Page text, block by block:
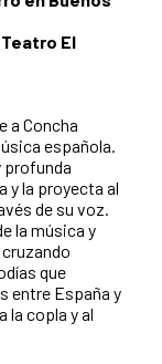
El
a Concha
española.
profunda
y la proyecta al
de su voz.
la música y
que
entre España y
la copla y al